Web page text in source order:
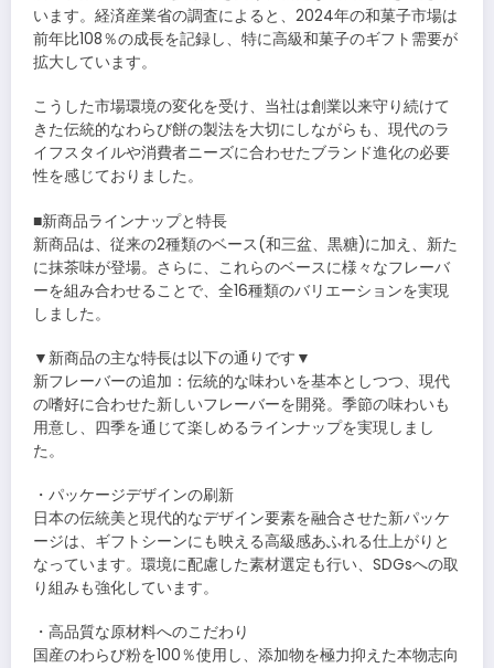
います。経済産業省の調査によると、2024年の和菓子市場は
前年比108％の成長を記録し、特に高級和菓子のギフト需要が
拡大しています。
こうした市場環境の変化を受け、当社は創業以来守り続けて
きた伝統的なわらび餅の製法を大切にしながらも、現代のラ
イフスタイルや消費者ニーズに合わせたブランド進化の必要
性を感じておりました。
■新商品ラインナップと特長
新商品は、従来の2種類のベース(和三盆、黒糖)に加え、新た
に抹茶味が登場。さらに、これらのベースに様々なフレーバ
ーを組み合わせることで、全16種類のバリエーションを実現
しました。
▼新商品の主な特長は以下の通りです▼
新フレーバーの追加：伝統的な味わいを基本としつつ、現代
の嗜好に合わせた新しいフレーバーを開発。季節の味わいも
用意し、四季を通じて楽しめるラインナップを実現しまし
た。
・パッケージデザインの刷新
日本の伝統美と現代的なデザイン要素を融合させた新パッケ
ージは、ギフトシーンにも映える高級感あふれる仕上がりと
なっています。環境に配慮した素材選定も行い、SDGsへの取
り組みも強化しています。
・高品質な原材料へのこだわり
国産のわらび粉を100％使用し、添加物を極力抑えた本物志向